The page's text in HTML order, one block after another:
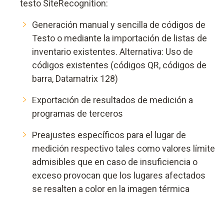
testo SiteRecognition:
Generación manual y sencilla de códigos de
Testo o mediante la importación de listas de
inventario existentes. Alternativa: Uso de
códigos existentes (códigos QR, códigos de
barra, Datamatrix 128)
Exportación de resultados de medición a
programas de terceros
Preajustes específicos para el lugar de
medición respectivo tales como valores límite
admisibles que en caso de insuficiencia o
exceso provocan que los lugares afectados
se resalten a color en la imagen térmica